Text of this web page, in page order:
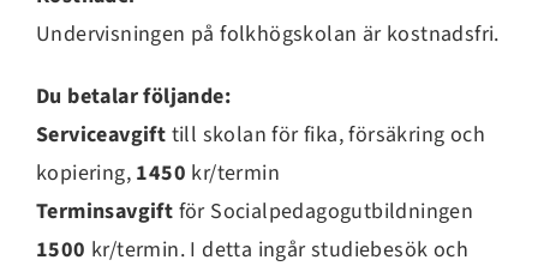
Undervisningen på folkhögskolan är kostnadsfri.
Du betalar följande:
Serviceavgift till skolan för fika, försäkring och
kopiering, 1450 kr/termin
Terminsavgift för Socialpedagogutbildningen
1500 kr/termin. I detta ingår studiebesök och